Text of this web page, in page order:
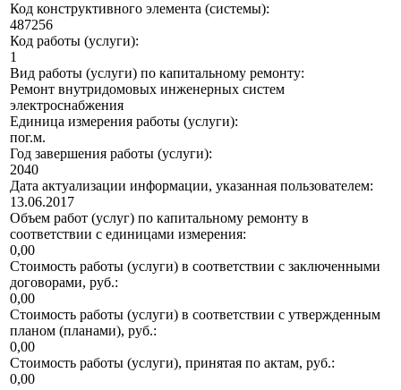
Код конструктивного элемента (системы):
487256
Код работы (услуги):
1
Вид работы (услуги) по капитальному ремонту:
Ремонт внутридомовых инженерных систем
электроснабжения
Единица измерения работы (услуги):
пог.м.
Год завершения работы (услуги):
2040
Дата актуализации информации, указанная пользователем:
13.06.2017
Объем работ (услуг) по капитальному ремонту в
соответствии с единицами измерения:
0,00
Стоимость работы (услуги) в соответствии с заключенными
договорами, руб.:
0,00
Стоимость работы (услуги) в соответствии с утвержденным
планом (планами), руб.:
0,00
Стоимость работы (услуги), принятая по актам, руб.:
0,00